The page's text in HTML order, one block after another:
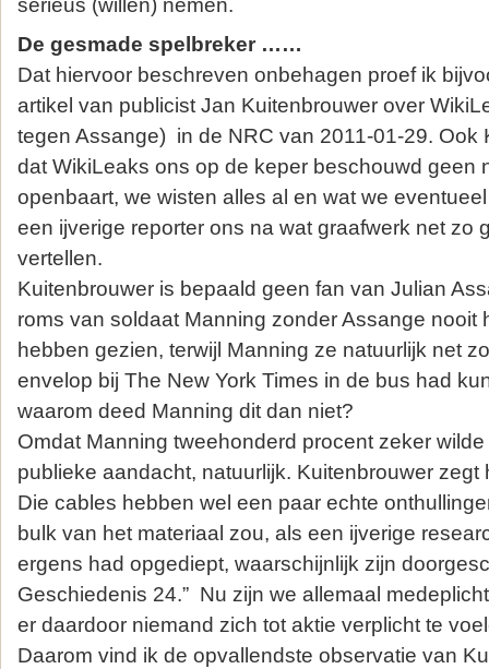
De gesmade spelbreker ……
Dat hiervoor beschreven onbehagen proef ik
artikel van publicist Jan Kuitenbrouwer over
tegen Assange) in de NRC van 2011-01-29. Ook
dat WikiLeaks ons op de keper beschouwd geen
openbaart, we wisten alles al en wat we
een ijverige reporter ons na wat graafwerk net zo
vertellen.
Kuitenbrouwer is bepaald geen fan van Julian
roms van soldaat Manning zonder Assange nooit
hebben gezien, terwijl Manning ze natuurlijk net
envelop bij The New York Times in de bus had
waarom deed Manning dit dan niet?
Omdat Manning tweehonderd procent zeker
publieke aandacht, natuurlijk. Kuitenbrouwer zegt
Die cables hebben wel een paar echte
bulk van het materiaal zou, als een ijverige
ergens had opgediept, waarschijnlijk zijn
Geschiedenis 24.” Nu zijn we allemaal
er daardoor niemand zich tot aktie verplicht te
Daarom vind ik de opvallendste observatie van